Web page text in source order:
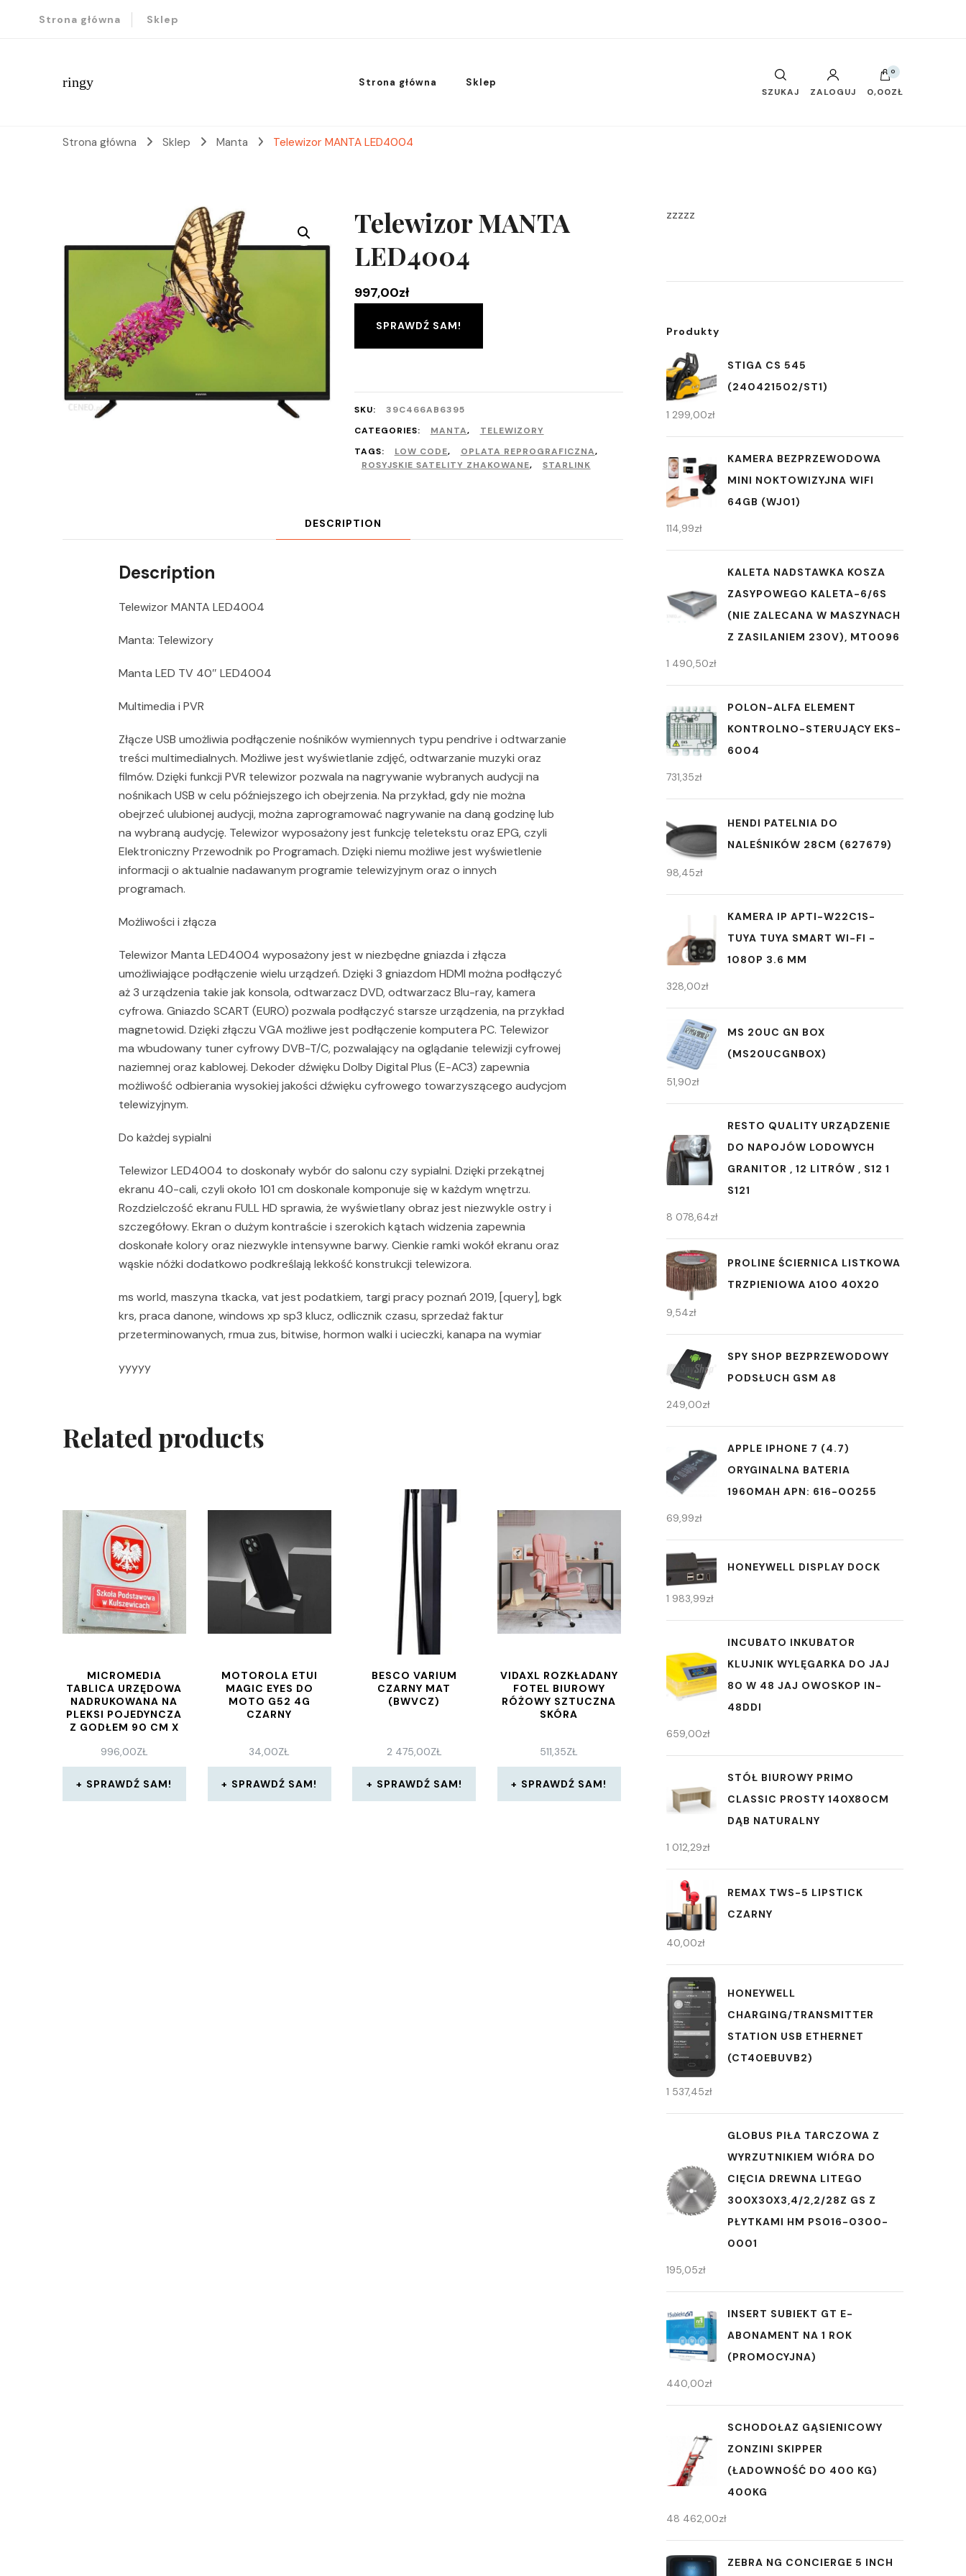
Strona główna Sklep
ringy Strona główna Sklep
SZUKAJ ZALOGUJ
0
0,00ZŁ
Strona główna Sklep Manta Telewizor MANTA LED4004
Telewizor MANTA
LED4004
997,00zł
SPRAWDŹ SAM!
SKU:
39C466AB6395
CATEGORIES:
MANTA,
TELEWIZORY
TAGS:
LOW CODE, OPLATA REPROGRAFICZNA,
ROSYJSKIE SATELITY ZHAKOWANE, STARLINK
DESCRIPTION
Description
Telewizor MANTA LED4004
Manta: Telewizory
Manta LED TV 40″ LED4004
Multimedia i PVR
Złącze USB umożliwia podłączenie nośników wymiennych typu pendrive i odtwarzanie
treści multimedialnych. Możliwe jest wyświetlanie zdjęć, odtwarzanie muzyki oraz
filmów. Dzięki funkcji PVR telewizor pozwala na nagrywanie wybranych audycji na
nośnikach USB w celu późniejszego ich obejrzenia. Na przykład, gdy nie można
obejrzeć ulubionej audycji, można zaprogramować nagrywanie na daną godzinę lub
na wybraną audycję. Telewizor wyposażony jest funkcję teletekstu oraz EPG, czyli
Elektroniczny Przewodnik po Programach. Dzięki niemu możliwe jest wyświetlenie
informacji o aktualnie nadawanym programie telewizyjnym oraz o innych
programach.
Możliwości i złącza
Telewizor Manta LED4004 wyposażony jest w niezbędne gniazda i złącza
umożliwiające podłączenie wielu urządzeń. Dzięki 3 gniazdom HDMI można podłączyć
aż 3 urządzenia takie jak konsola, odtwarzacz DVD, odtwarzacz Blu-ray, kamera
cyfrowa. Gniazdo SCART (EURO) pozwala podłączyć starsze urządzenia, na przykład
magnetowid. Dzięki złączu VGA możliwe jest podłączenie komputera PC. Telewizor
ma wbudowany tuner cyfrowy DVB-T/C, pozwalający na oglądanie telewizji cyfrowej
naziemnej oraz kablowej. Dekoder dźwięku Dolby Digital Plus (E-AC3) zapewnia
możliwość odbierania wysokiej jakości dźwięku cyfrowego towarzyszącego audycjom
telewizyjnym.
Do każdej sypialni
Telewizor LED4004 to doskonały wybór do salonu czy sypialni. Dzięki przekątnej
ekranu 40-cali, czyli około 101 cm doskonale komponuje się w każdym wnętrzu.
Rozdzielczość ekranu FULL HD sprawia, że wyświetlany obraz jest niezwykle ostry i
szczegółowy. Ekran o dużym kontraście i szerokich kątach widzenia zapewnia
doskonałe kolory oraz niezwykle intensywne barwy. Cienkie ramki wokół ekranu oraz
wąskie nóżki dodatkowo podkreślają lekkość konstrukcji telewizora.
ms world, maszyna tkacka, vat jest podatkiem, targi pracy poznań 2019, [query], bgk
krs, praca danone, windows xp sp3 klucz, odlicznik czasu, sprzedaż faktur
przeterminowanych, rmua zus, bitwise, hormon walki i ucieczki, kanapa na wymiar
yyyyy
Related products
MICROMEDIA
TABLICA URZĘDOWA
NADRUKOWANA NA
PLEKSI POJEDYNCZA
Z GODŁEM 90 CM X
996,00ZŁ
SPRAWDŹ SAM!
MOTOROLA ETUI
MAGIC EYES DO
MOTO G52 4G
CZARNY
34,00ZŁ
SPRAWDŹ SAM!
BESCO VARIUM
CZARNY MAT
(BWVCZ)
2 475,00ZŁ
SPRAWDŹ SAM!
VIDAXL ROZKŁADANY
FOTEL BIUROWY
RÓŻOWY SZTUCZNA
SKÓRA
511,35ZŁ
SPRAWDŹ SAM!
zzzzz
Produkty
STIGA CS 545
(240421502/ST1)
1 299,00zł
KAMERA BEZPRZEWODOWA
MINI NOKTOWIZYJNA WIFI
64GB (WJ01)
114,99zł
KALETA NADSTAWKA KOSZA
ZASYPOWEGO KALETA-6/6S
(NIE ZALECANA W MASZYNACH
Z ZASILANIEM 230V), MT0096
1 490,50zł
POLON-ALFA ELEMENT
KONTROLNO-STERUJĄCY EKS-
6004
731,35zł
HENDI PATELNIA DO
NALEŚNIKÓW 28CM (627679)
98,45zł
KAMERA IP APTI-W22C1S-
TUYA TUYA SMART WI-FI -
1080P 3.6 MM
328,00zł
MS 20UC GN BOX
(MS20UCGNBOX)
51,90zł
RESTO QUALITY URZĄDZENIE
DO NAPOJÓW LODOWYCH
GRANITOR , 12 LITRÓW , S12 1
S121
8 078,64zł
PROLINE ŚCIERNICA LISTKOWA
TRZPIENIOWA A100 40X20
9,54zł
SPY SHOP BEZPRZEWODOWY
PODSŁUCH GSM A8
249,00zł
APPLE IPHONE 7 (4.7)
ORYGINALNA BATERIA
1960MAH APN: 616-00255
69,99zł
HONEYWELL DISPLAY DOCK
1 983,99zł
INCUBATO INKUBATOR
KLUJNIK WYLĘGARKA DO JAJ
80 W 48 JAJ OWOSKOP IN-
48DDI
659,00zł
STÓŁ BIUROWY PRIMO
CLASSIC PROSTY 140X80CM
DĄB NATURALNY
1 012,29zł
REMAX TWS-5 LIPSTICK
CZARNY
40,00zł
HONEYWELL
CHARGING/TRANSMITTER
STATION USB ETHERNET
(CT40EBUVB2)
1 537,45zł
GLOBUS PIŁA TARCZOWA Z
WYRZUTNIKIEM WIÓRA DO
CIĘCIA DREWNA LITEGO
300X30X3,4/2,2/28Z GS Z
PŁYTKAMI HM PS016-0300-
0001
195,05zł
INSERT SUBIEKT GT E-
ABONAMENT NA 1 ROK
(PROMOCYJNA)
440,00zł
SCHODOŁAZ GĄSIENICOWY
ZONZINI SKIPPER
(ŁADOWNOŚĆ DO 400 KG)
400KG
48 462,00zł
ZEBRA NG CONCIERGE 5 INCH